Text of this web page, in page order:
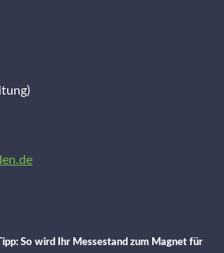
So wird Ihr Messestand zum Magnet für